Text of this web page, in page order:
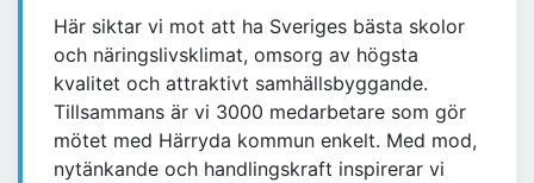
Här siktar vi mot att ha Sveriges bästa skolor
och näringslivsklimat, omsorg av högsta
kvalitet och attraktivt samhällsbyggande.
Tillsammans är vi 3000 medarbetare som gör
mötet med Härryda kommun enkelt. Med mod,
nytänkande och handlingskraft inspirerar vi